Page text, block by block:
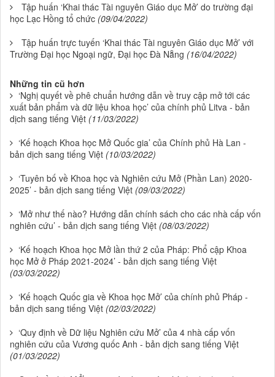
Tập huấn ‘Khai thác Tài nguyên Giáo dục Mở’ do trường đại
học Lạc Hồng tổ chức (09/04/2022)
Tập huấn trực tuyến ‘Khai thác Tài nguyên Giáo dục Mở’ với
Trường Đại học Ngoại ngữ, Đại học Đà Nẵng (16/04/2022)
Những tin cũ hơn
‘Nghị quyết về phê chuẩn hướng dẫn về truy cập mở tới các
xuất bản phẩm và dữ liệu khoa học’ của chính phủ Litva - bản
dịch sang tiếng Việt (11/03/2022)
‘Kế hoạch Khoa học Mở Quốc gia’ của Chính phủ Hà Lan -
bản dịch sang tiếng Việt (10/03/2022)
‘Tuyên bố về Khoa học và Nghiên cứu Mở (Phần Lan) 2020-
2025’ - bản dịch sang tiếng Việt (09/03/2022)
‘Mở như thế nào? Hướng dẫn chính sách cho các nhà cấp vốn
nghiên cứu’ - bản dịch sang tiếng Việt (08/03/2022)
‘Kế hoạch Khoa học Mở lần thứ 2 của Pháp: Phổ cập Khoa
học Mở ở Pháp 2021-2024’ - bản dịch sang tiếng Việt
(03/03/2022)
‘Kế hoạch Quốc gia về Khoa học Mở’ của chính phủ Pháp -
bản dịch sang tiếng Việt (02/03/2022)
‘Quy định về Dữ liệu Nghiên cứu Mở’ của 4 nhà cấp vốn
nghiên cứu của Vương quốc Anh - bản dịch sang tiếng Việt
(01/03/2022)